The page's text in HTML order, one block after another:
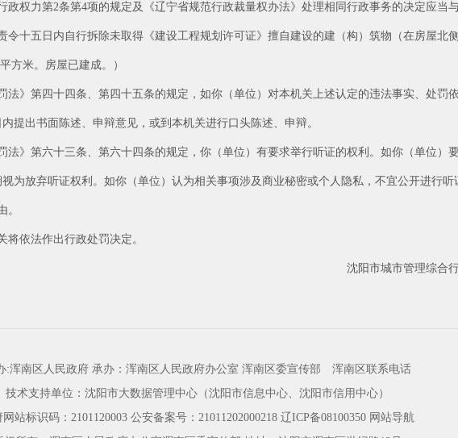
政权力第2条第4项的规定及《辽宁省规范行政裁量权办法》处理相同行政事务的决定应当
令十五日内自行拆除未取得《建设工程规划许可证》擅自建设的建（构）筑物（在房屋北
方米。房屋已建成。）
法》第四十四条、第四十五条的规定，如你（单位）对本机关上述认定的违法事实、处罚
提出书面陈述、申辩意见，或到本机关进行口头陈述、申辩。
法》第六十三条、第六十四条的规定，你（单位）有要求举行听证的权利。如你（单位）
为放弃听证权利。如你（单位）认为相关事项涉及商业秘密或个人隐私，不宜公开进行
。
依法作出行政处罚决定。
沈阳市城市管理综合
:浑南区人民政府 承办：浑南区人民政府办公室 浑南区委宣传部 浑南区联系电话
技术支持单位：沈阳市大数据管理中心（沈阳市信息中心、沈阳市信用中心）
网站标识码：2101120003 公安备案号：21011202000218 辽ICP备08100350 网站导航